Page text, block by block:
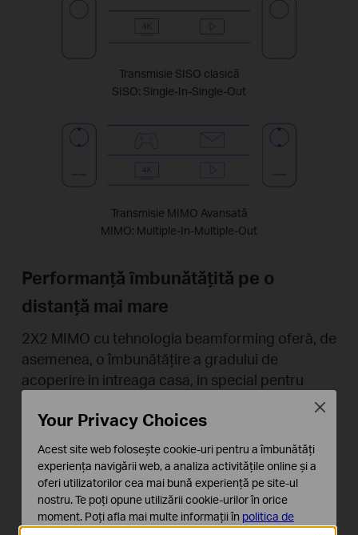
Transmisie SISO clasică
SISO: Single-In-Single-Out
Transmisie MIMO Avansată
MIMO: Multiple-In-Multiple-Out
Performanță îmbunătățită pe o
distanță mai mare
2X2 MIMO cu tehnologia beamforming oferă, de
asemenea, o îmbunătățire a gradului de
acoperire in intreaga casa, in special pentru
Your Privacy Choices
Acest site web folosește cookie-uri pentru a îmbunătăți
experiența navigării web, a analiza activitățile online și a
oferi utilizatorilor cea mai bună experiență pe site-ul
nostru. Te poți opune utilizării cookie-urilor în orice
moment. Poți afla mai multe informații în politica de
Close